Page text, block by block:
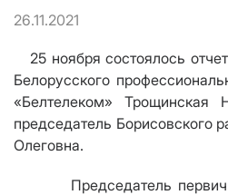
26.11.2021
25 ноября состоялось
Белорусского
«Белтелеком» Трощинская
председатель Борисовского
Олеговна.
Председатель первичной